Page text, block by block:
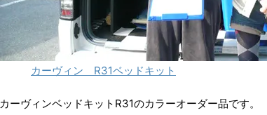
カーヴィン R31ベッドキット
カーヴィンベッドキットR31のカラーオーダー品です。